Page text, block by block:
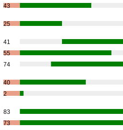
43
25
41
55
74
40
2
83
73